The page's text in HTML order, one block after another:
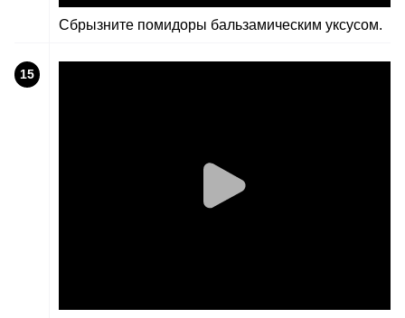
Сбрызните помидоры бальзамическим уксусом.
15